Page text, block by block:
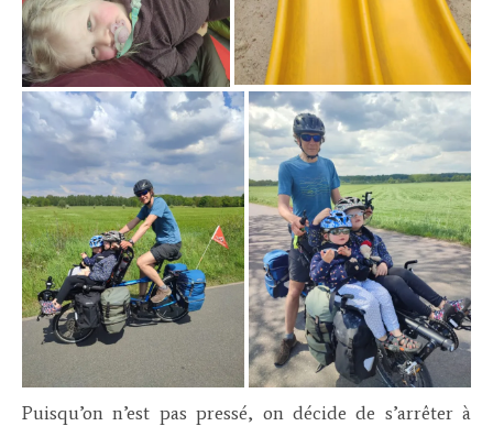
Puisqu’on n’est pas pressé, on décide de s’arrêter à